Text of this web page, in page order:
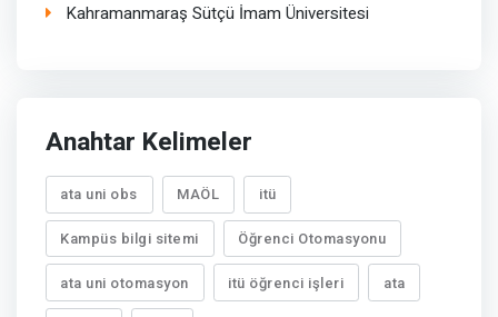
Kahramanmaraş Sütçü İmam Üniversitesi
Anahtar Kelimeler
ata uni obs MAÖL itü
Kampüs bilgi sitemi Öğrenci Otomasyonu
ata uni otomasyon itü öğrenci işleri ata